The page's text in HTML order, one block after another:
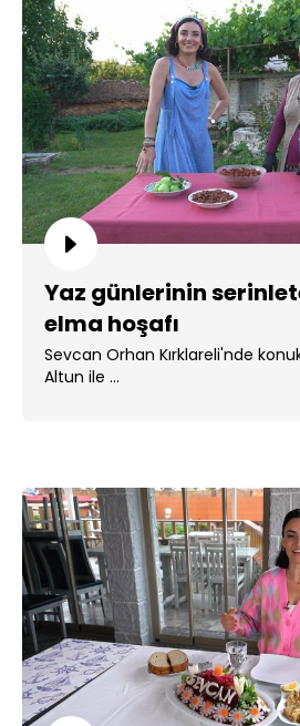
Yaz günlerinin
elma hoşafı
Sevcan Orhan Kırklareli'nde
Altun ile ...